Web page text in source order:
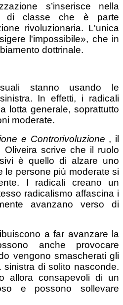
s’inserisce nella
di classe che è parte
rivoluzionaria. L'unica
l'impossibile», che in
dottrinale.
stanno usando le
In effetti, i radicali
lotta generale, soprattutto
moderate.
e Controrivoluzione , il
Oliveira scrive che il ruolo
è quello di alzare uno
le persone più moderate si
I radicali creano un
radicalismo affascina i
avanzano verso di
a far avanzare la
anche provocare
vengono smascherati gli
di solito nasconde.
allora consapevoli di un
e possono sollevare